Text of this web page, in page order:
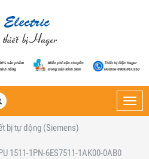
bị tự động (Siemens)
1511-1PN-6ES7511-1AK00-0AB0